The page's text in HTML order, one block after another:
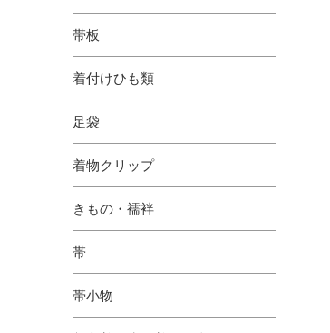
帯板
着付けひも類
足袋
着物クリップ
きもの・襦袢
帯
帯小物